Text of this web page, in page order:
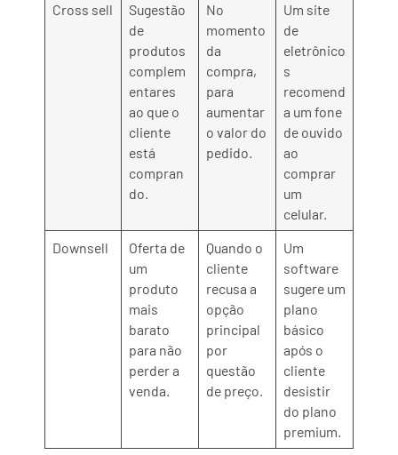
Cross sell
Sugestão
de
produtos
complem
entares
ao que o
cliente
está
compran
do.
No
momento
da
compra,
para
aumentar
o valor do
pedido.
Um site
de
eletrônico
s
recomend
a um fone
de ouvido
ao
comprar
um
celular.
Downsell
Oferta de
um
produto
mais
barato
para não
perder a
venda.
Quando o
cliente
recusa a
opção
principal
por
questão
de preço.
Um
software
sugere um
plano
básico
após o
cliente
desistir
do plano
premium.